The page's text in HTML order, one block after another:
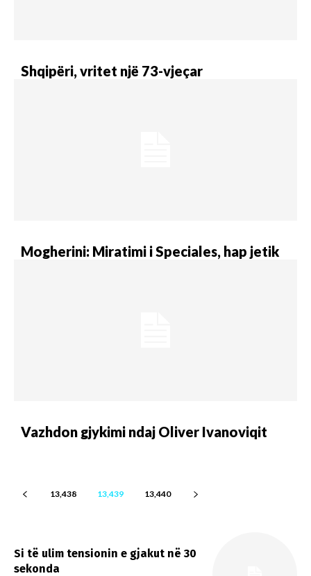
Shqipëri, vritet një 73-vjeçar
​Mogherini: Miratimi i Speciales, hap jetik
​Vazhdon gjykimi ndaj Oliver Ivanoviqit
13,438 13,439 13,440
Si të ulim tensionin e gjakut në 30
sekonda